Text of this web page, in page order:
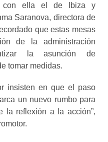
con ella el de Ibiza y
Saranova, directora de
que estas mesas
de la administración
la asunción de
tomar medidas.
insisten en que el paso
un nuevo rumbo para
la reflexión a la acción”,